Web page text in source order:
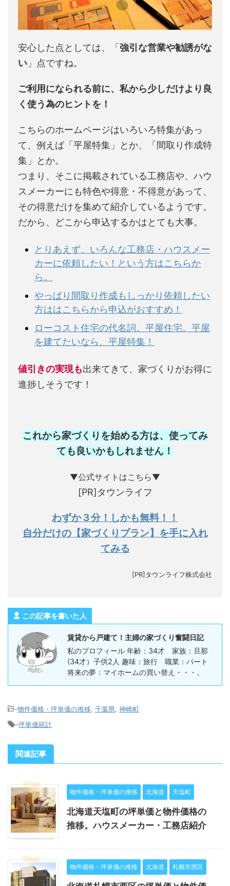
安心した点としては、「強引な営業や勧誘がな
い 」点ですね。
ご利用になられる前に、私から少しだけより良
く使う為のヒントを！
こちらのホームページはいろいろ特集があっ
て、例えば「平屋特集」とか、「間取り作成特
集」とか。
つまり、そこに掲載されている工務店や、ハウ
スメーカーにも特色や得意・不得意があって、
その得意だけを集めて紹介しているようです。
だから、どこから申込するかはとても大事。
とりあえず、いろんな工務店・ハウスメー
カーに依頼したい！という方はこちらか
ら。
やっぱり間取り作成もしっかり依頼したい
方ははこちらから申込がおすすめ！
ローコスト住宅の代名詞。平屋住宅。平屋
を建てたいなら、平屋特集！
値引きの実現も出来てきて、家づくりがお得に
進捗しそうです！
これから家づくりを始める方は、使ってみ
ても良いかもしれません ！
▼公式サイトはこちら▼
[PR]タウンライフ
わずか３分！しかも無料！！
自分だけの【家づくりプラン】を手に入れ
てみる
[PR]タウンライフ株式会社
この記事を書いた人
賃貸から戸建て！主婦の家づくり奮闘日記
私のプロフィール 年齢：34才 家族：旦那
(34才）子供2人 趣味：旅行 職業：パート
将来の夢：マイホームの買い替え・・・。
-物件価格・坪単価の推移 千葉県 神崎町
-坪単価統計
関連記事
物件価格・坪単価の推移 北海道 天塩町
北海道天塩町の坪単価と物件価格の
推移。ハウスメーカー・工務店紹介
物件価格・坪単価の推移 北海道 札幌市西区